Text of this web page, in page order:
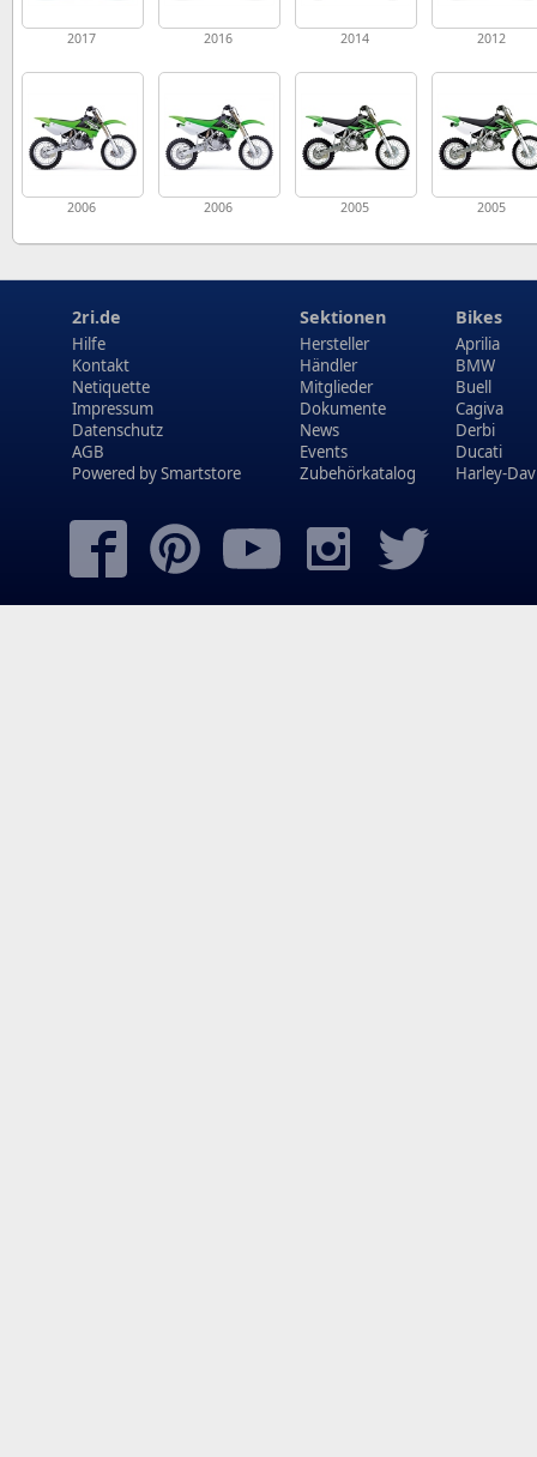
2017 2016 2014 2012
2006 2006 2005 2005
2ri.de
Hilfe
Kontakt
Netiquette
Impressum
Datenschutz
AGB
Powered bySmartstore
Sektionen
Hersteller
Händler
Mitglieder
Dokumente
News
Events
Zubehörkatalog
Bikes
Aprilia
BMW
Buell
Cagiva
Derbi
Ducati
Harley-